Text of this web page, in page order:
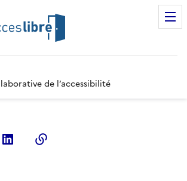
de l’accessibilité
Twitter)
Linkedin